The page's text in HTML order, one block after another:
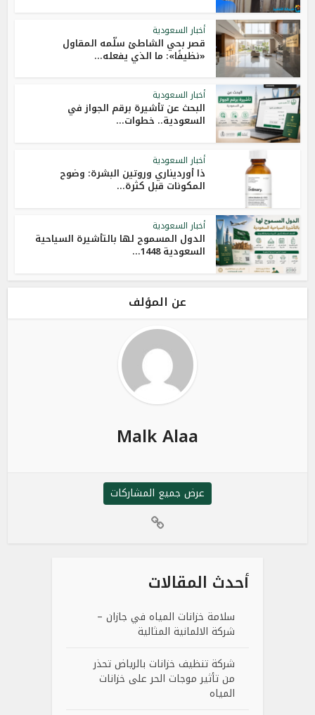
أخبار السعودية
قصر بحي الشاطئ سلّمه المقاول
«نظيفًا»: ما الذي يفعله...
أخبار السعودية
البحث عن تأشيرة برقم الجواز في
السعودية.. خطوات...
أخبار السعودية
ذا أورديناري وروتين البشرة: وضوح
المكونات قبل كثرة...
أخبار السعودية
الدول المسموح لها بالتأشيرة السياحية
السعودية 1448...
عن المؤلف
Malk Alaa
عرض جميع المشاركات
أحدث المقالات
سلامة خزانات المياه في جازان –
شركة الالمانية المثالية
شركة تنظيف خزانات بالرياض تحذر
من تأثير موجات الحر على خزانات
المياه